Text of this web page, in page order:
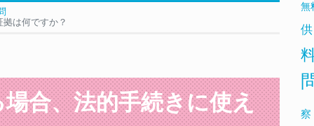
は何ですか？
合、法的手続きに使え
無
供
察